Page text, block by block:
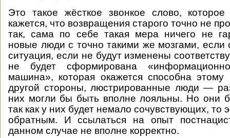
Это такое жёсткое звонкое слово,
кажется, что возвращения старого точно не
так, сама по себе такая мера ничего не
новые люди с точно такими же мозгами, если
ситуация, если не будут изменены
не будет сформирована «информационно-
машина», которая окажется способна этому
другой стороны, люстрированные люди —
них могли бы быть вполне лояльны. Но они
так как у них будет немало сочувствующих,
обратным. И ссылаться на опыт
данном случае не вполне корректно.